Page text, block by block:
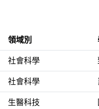
領域別
社會科學
社會科學
生醫科技